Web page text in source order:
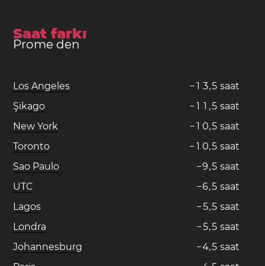
Saat farkı
Prome den
Los Angeles − 1 3,5 saat
Şikago
− 1 1 ,5 saat
New York
− 1 0,5 saat
Toronto
− 1 0,5 saat
Sao Paulo
−9,5 saat
UTC
−6,5 saat
Lagos
−5,5 saat
Londra
−5,5 saat
Johannesburg
−4,5 saat